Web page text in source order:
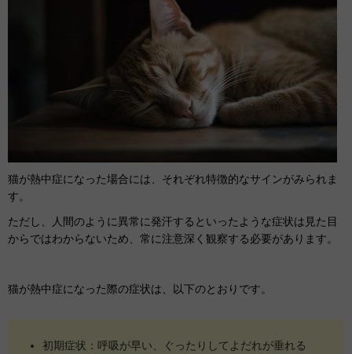
猫が熱中症になった場合には、それぞれ特徴的なサインがみられま
す。
ただし、人間のように異常に発汗するといったような症状は見た目
からではわからないため、常に注意深く観察する必要があります。
猫が熱中症になった際の症状は、以下のとおりです。
初期症状：呼吸が早い、ぐったりしてよだれが垂れる